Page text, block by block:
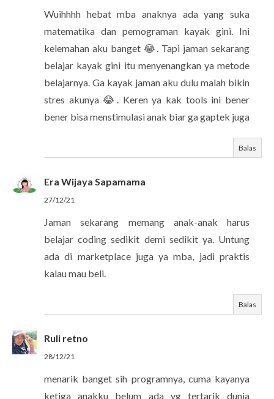
Wuihhhh hebat mba anaknya ada yang suka
matematika dan pemograman kayak gini. Ini
kelemahan aku banget 😂. Tapi jaman sekarang
belajar kayak gini itu menyenangkan ya metode
belajarnya. Ga kayak jaman aku dulu malah bikin
stres akunya 😂. Keren ya kak tools ini bener
bener bisa menstimulasi anak biar ga gaptek juga
Balas
Era Wijaya Sapamama
27/12/21
Jaman sekarang memang anak-anak harus
belajar coding sedikit demi sedikit ya. Untung
ada di marketplace juga ya mba, jadi praktis
kalau mau beli.
Balas
Ruli retno
28/12/21
menarik banget sih programnya, cuma kayanya
ketiga anakku belum ada yg tertarik dunia